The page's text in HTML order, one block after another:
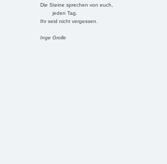
Die Steine sprechen von euch,
jeden Tag.
Ihr seid nicht vergessen.
Inge Grolle